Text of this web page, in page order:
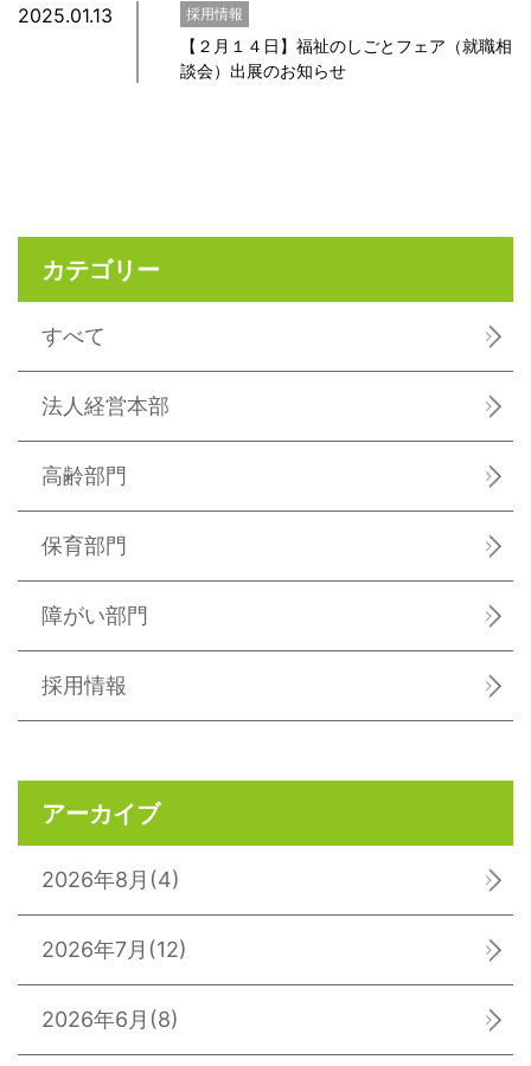
2025.01.13 採用情報
【２月１４日】福祉のしごとフェア（就職相
談会）出展のお知らせ
カテゴリー
すべて
法人経営本部
高齢部門
保育部門
障がい部門
採用情報
アーカイブ
2026年8月 (4)
2026年7月 (12)
2026年6月 (8)